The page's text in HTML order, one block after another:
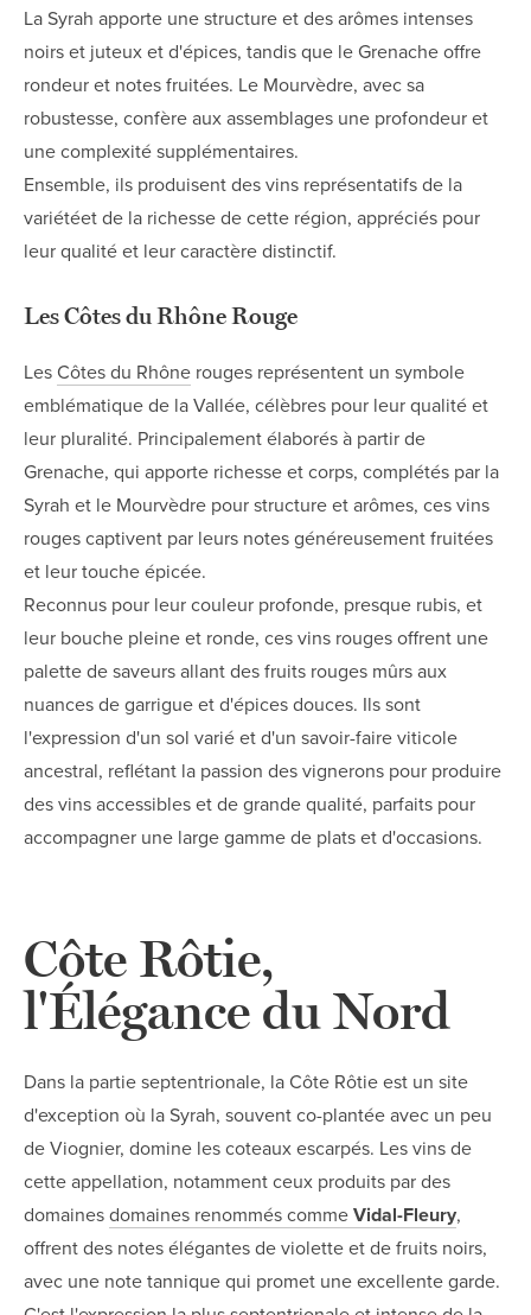
La Syrah apporte une structure et des arômes intenses
noirs et juteux et d'épices, tandis que le Grenache offre
rondeur et notes fruitées. Le Mourvèdre, avec sa
robustesse, confère aux assemblages une profondeur et
une complexité supplémentaires.
Ensemble, ils produisent des vins représentatifs de la
variétéet de la richesse de cette région, appréciés pour
leur qualité et leur caractère distinctif.
Les Côtes du Rhône Rouge
Les Côtes du Rhône rouges représentent un symbole
emblématique de la Vallée, célèbres pour leur qualité et
leur pluralité. Principalement élaborés à partir de
Grenache, qui apporte richesse et corps, complétés par la
Syrah et le Mourvèdre pour structure et arômes, ces vins
rouges captivent par leurs notes généreusement fruitées
et leur touche épicée.
Reconnus pour leur couleur profonde, presque rubis, et
leur bouche pleine et ronde, ces vins rouges offrent une
palette de saveurs allant des fruits rouges mûrs aux
nuances de garrigue et d'épices douces. Ils sont
l'expression d'un sol varié et d'un savoir-faire viticole
ancestral, reflétant la passion des vignerons pour produire
des vins accessibles et de grande qualité, parfaits pour
accompagner une large gamme de plats et d'occasions.
Côte Rôtie,
l'Élégance du Nord
Dans la partie septentrionale, la Côte Rôtie est un site
d'exception où la Syrah, souvent co-plantée avec un peu
de Viognier, domine les coteaux escarpés. Les vins de
cette appellation, notamment ceux produits par des
domaines domaines renommés comme Vidal-Fleury,
offrent des notes élégantes de violette et de fruits noirs,
avec une note tannique qui promet une excellente garde.